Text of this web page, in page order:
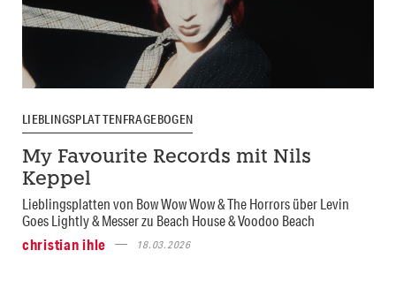
LIEBLINGSPLATTENFRAGEBOGEN
My Favourite Records mit Nils
Keppel
Lieblingsplatten von Bow Wow Wow & The Horrors über Levin
Goes Lightly & Messer zu Beach House & Voodoo Beach
christian ihle
18.03.2026